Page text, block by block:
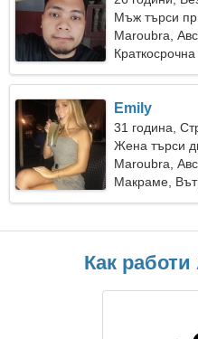
Мъж търси
Maroubra,
Краткосрочна
Emily
31 година,
Жена търси
Maroubra,
Макраме,
Как